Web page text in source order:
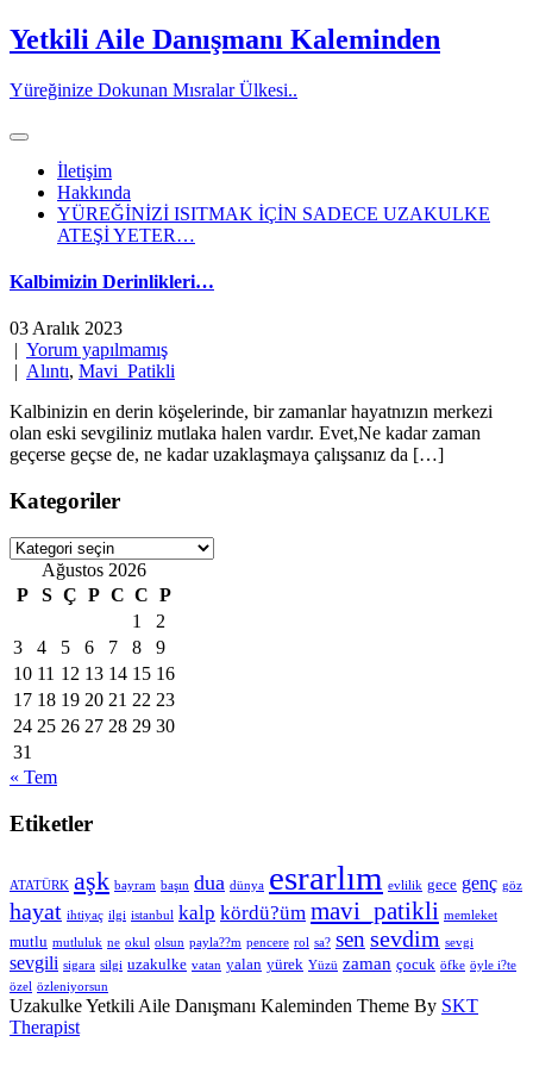
Skip
to
Yetkili Aile Danışmanı Kaleminden
Yüreğinize Dokunan Mısralar Ülkesi..
İletişim
Hakkında
YÜREĞİNİZİ ISITMAK İÇİN SADECE UZAKULKE
ATEŞİ YETER…
Kalbimizin Derinlikleri…
03 Aralık 2023
| Yorum yapılmamış
| Alıntı, Mavi_Patikli
Kalbinizin en derin köşelerinde, bir zamanlar hayatnızın merkezi
olan eski sevgiliniz mutlaka halen vardır. Evet,Ne kadar zaman
geçerse geçse de, ne kadar uzaklaşmaya çalışsanız da […]
Kategoriler
Kategoriler
Ağustos 2026
P
S Ç P C C P
1
2
3
4 5 6 7 8
9
10 11 12 13 14 15 16
17 18 19 20 21 22 23
24 25 26 27 28 29 30
31
« Tem
Etiketler
ATATÜRK aşk bayram başın dua dünya esrarlım evlilik gece genç göz
hayat ihtiyaç ilgi istanbul kalp kördü?üm mavi_patikli memleket
mutlu mutluluk ne okul olsun payla??m pencere rol sa? sensevdim sevgi
sevgili sigara silgi uzakulke vatan yalan yürek Yüzü zaman çocuk öfke öyle i?te
özel özleniyorsun
Uzakulke Yetkili Aile Danışmanı Kaleminden Theme By SKT
Therapist